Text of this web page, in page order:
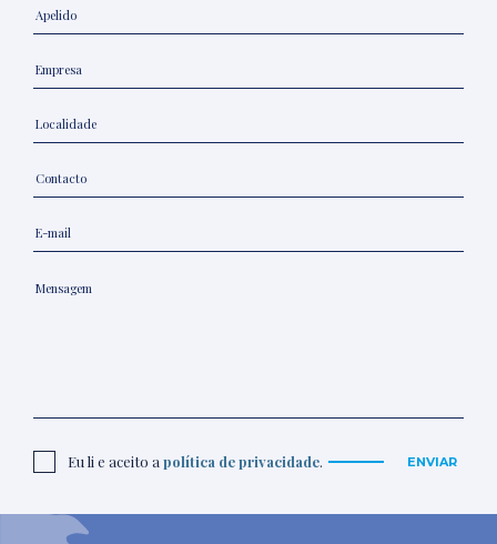
Eu li e aceito a política de privacidade. ENVIAR